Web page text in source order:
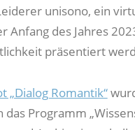
unisono, ein
des Jahres
präsentiert
„Dialog Romantik“
Programm